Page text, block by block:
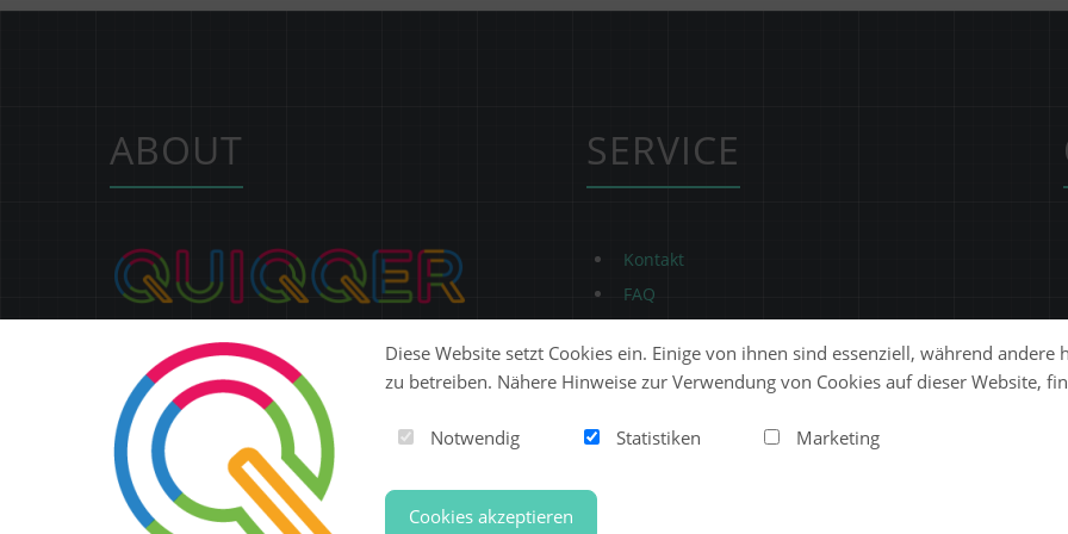
ABOUT
Ob Website, SaaS-Plattform, E-Commerce oder ERP:
QUIQQER gibt dir eine modulare Open-Source-
Plattform, mit der du digitale Produkte flexibel
entwickeln, betreiben und skalieren kannst.
Steuere Content, Nutzer, Berechtigungen und
Erweiterungen zentral in einer Lösung.
SERVICE
Kontakt
FAQ
Diese Website setzt Cookies ein. Einige von ihnen sind essenziell, während
zu betreiben. Nähere Hinweise zur Verwendung von Cookies auf dieser Website,
Notwendig Statistiken Marketing
Cookies akzeptieren